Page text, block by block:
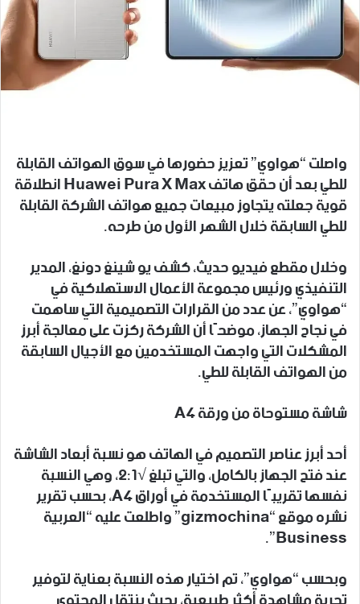
واصلت “هواوي” تعزيز حضورها في سوق الهواتف القابلة
للطي بعد أن حقق هاتف Huawei Pura X Max انطلاقة
قوية جعلته يتجاوز مبيعات جميع هواتف الشركة القابلة
للطي السابقة خلال الشهر الأول من طرحه.
وخلال مقطع فيديو حديث، كشف يو شينغ دونغ، المدير
التنفيذي ورئيس مجموعة الأعمال الاستهلاكية في
“هواوي”، عن عدد من القرارات التصميمية التي ساهمت
في نجاح الجهاز، موضحًا أن الشركة ركزت على معالجة أبرز
المشكلات التي واجهت المستخدمين مع الأجيال السابقة
من الهواتف القابلة للطي.
شاشة مستوحاة من ورقة A4
أحد أبرز عناصر التصميم في الهاتف هو نسبة أبعاد الشاشة
عند فتح الجهاز بالكامل، والتي تبلغ √2:1، وهي النسبة
نفسها تقريبًا المستخدمة في أوراق A4، بحسب تقرير
نشره موقع “gizmochina” واطلعت عليه “العربية
Business”.
وبحسب “هواوي”، تم اختيار هذه النسبة بعناية لتوفير